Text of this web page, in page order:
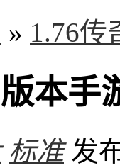
» 1.76传
本手
标准 发